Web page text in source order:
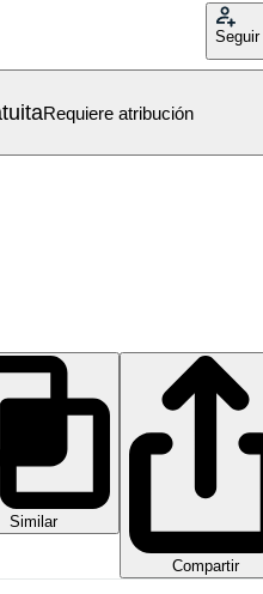
Seguir
Requiere atribución
Similar
Compartir